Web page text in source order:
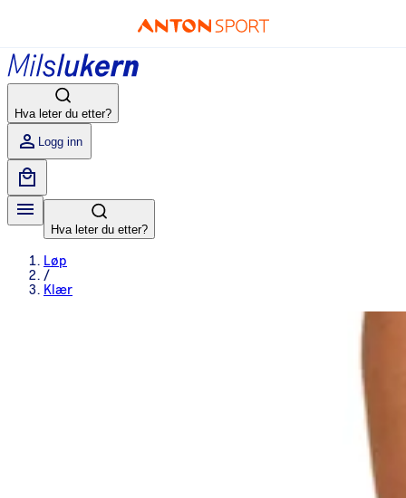
Hva leter du etter?
Logg inn
Hva leter du etter?
Løp
/
Klær